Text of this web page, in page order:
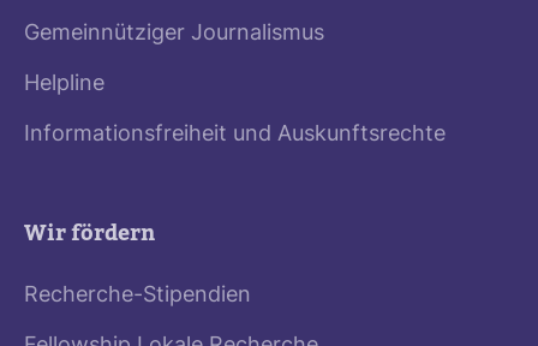
Gemeinnütziger Journalismus
Helpline
Informationsfreiheit und Auskunftsrechte
Wir fördern
Recherche-Stipendien